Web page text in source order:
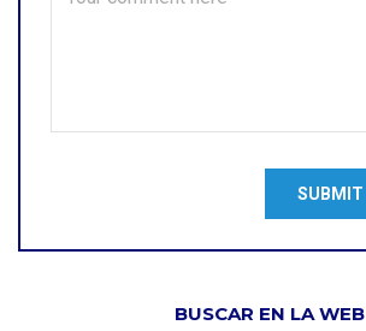
BUSCAR EN LA WEB